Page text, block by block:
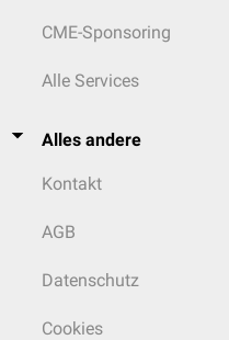
CME-Sponsoring
Alle Services
Alles andere
Kontakt
AGB
Datenschutz
Cookies